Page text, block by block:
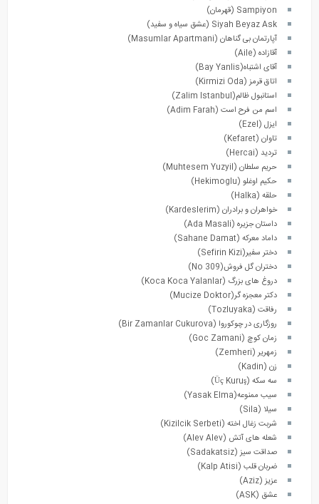
Sampiyon (قهرمان)
Siyah Beyaz Ask (عشق سیاه و سفید)
آپارتمان بی گناهان (Masumlar Apartmani)
آقازاده (Aile)
آقای اشتباه(Bay Yanlis)
اتاق قرمز (Kirmizi Oda)
استانبول ظالم(Zalim Istanbul)
اسم من فرح است (Adim Farah)
ایزل (Ezel)
تاوان (Kefaret)
تردید (Hercai)
حریم سلطان (Muhtesem Yuzyil)
حکیم اوغلو (Hekimoglu)
حلقه (Halka)
خواهران و برادران (Kardeslerim)
داستان جزیره (Ada Masali)
داماد معرکه (Sahane Damat)
دختر سفیر(Sefirin Kizi)
دختران گل فروش(No 309)
دروغ های بزرگ (Koca Koca Yalanlar)
دکتر معجزه گر(Mucize Doktor)
رفاقت (Tozluyaka)
روزگاری در چوکوروا (Bir Zamanlar Cukurova)
زمان کوچ (Goc Zamani)
زمهریر (Zemheri)
زن (Kadin)
سه سکه (Üç Kuruş)
سیب ممنوعه(Yasak Elma)
سیلا (Sila)
شربت زغال اخته (Kizilcik Serbeti)
شعله های آتش (Alev Alev)
صداقت سیز (Sadakatsiz)
ضربان قلب (Kalp Atisi)
عزیز (Aziz)
عشق (ASK)